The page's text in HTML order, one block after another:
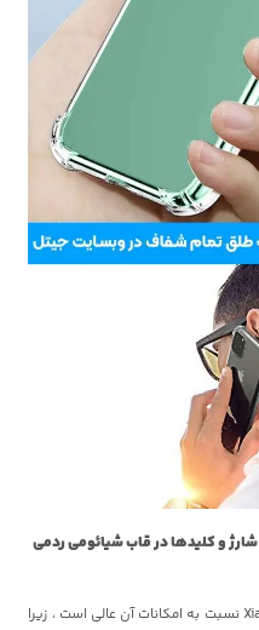
و کلیدها در قاب شیائومی ردمی
قیمت قاب گوشی شیائومی Xiaomi Redmi 10C نسبت به امکانات آن عالی است ، زیرا